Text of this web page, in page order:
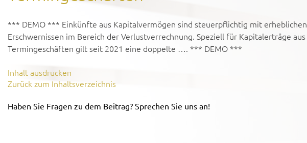
*** DEMO *** Einkünfte aus Kapitalvermögen sind steuerpflichtig mit erheblichen
Erschwernissen im Bereich der Verlustverrechnung. Speziell für Kapitalerträge aus
Termingeschäften gilt seit 2021 eine doppelte …. *** DEMO ***
Inhalt ausdrucken
Zurück zum Inhaltsverzeichnis
Haben Sie Fragen zu dem Beitrag? Sprechen Sie uns an!